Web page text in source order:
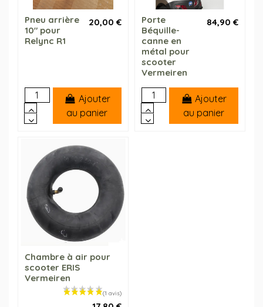
Pneu arrière
10" pour
Relync R1
20,00 €
Ajouter
au panier
Porte
Béquille-
canne en
métal pour
scooter
Vermeiren
84,90 €
Ajouter
au panier
Chambre à air pour
scooter ERIS
Vermeiren